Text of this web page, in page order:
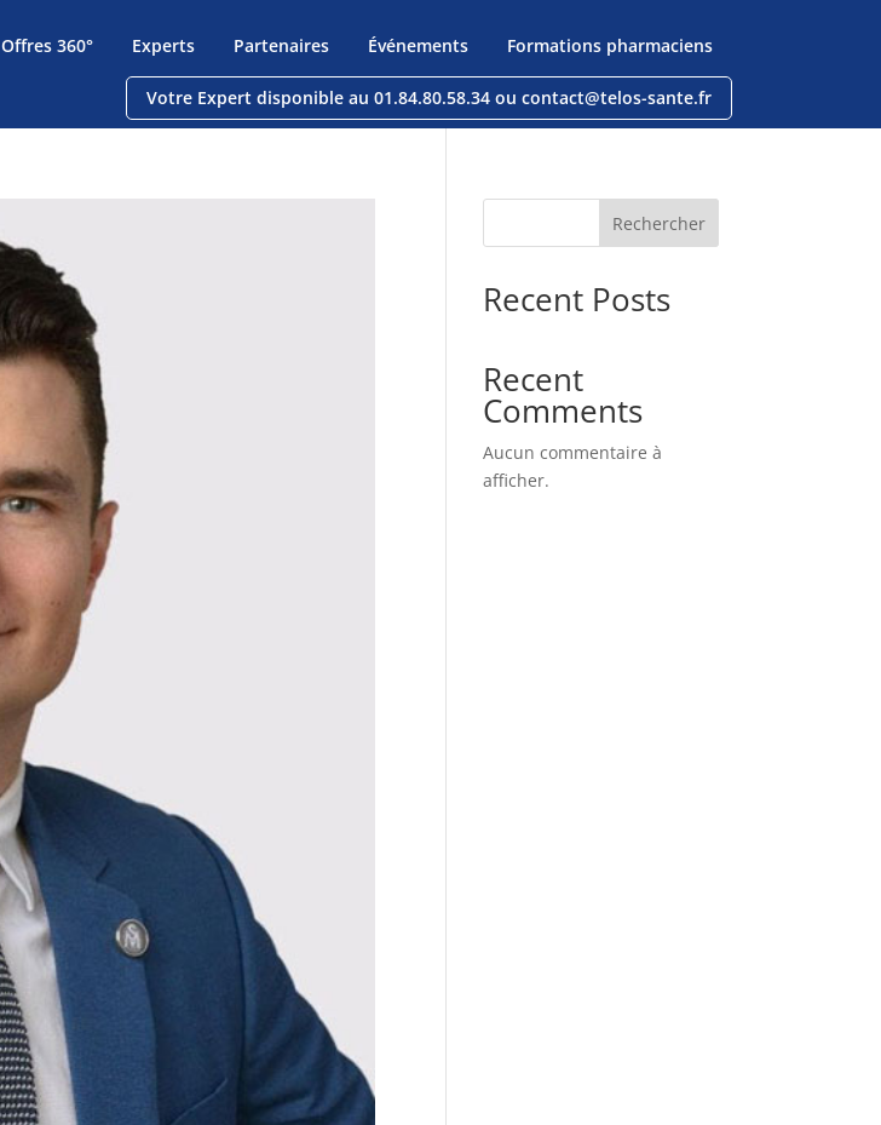
Offres 360° Experts Partenaires Événements Formations pharmaciens
Votre Expert disponible au 01.84.80.58.34 ou contact@telos-sante.fr
Rechercher
Recent Posts
Recent
Comments
Aucun commentaire à
afficher.